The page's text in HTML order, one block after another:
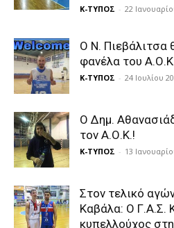
Κ-ΤΥΠΟΣ - 22
Ο Ν. Πιεβάλιτσα
φανέλα του
Κ-ΤΥΠΟΣ - 24 Ιουλίου
Ο Δημ.
τον Α.Ο.Κ.!
Κ-ΤΥΠΟΣ - 13
Στον τελικό
Καβάλα: Ο Γ.Α.Σ.
κυπελλούχος